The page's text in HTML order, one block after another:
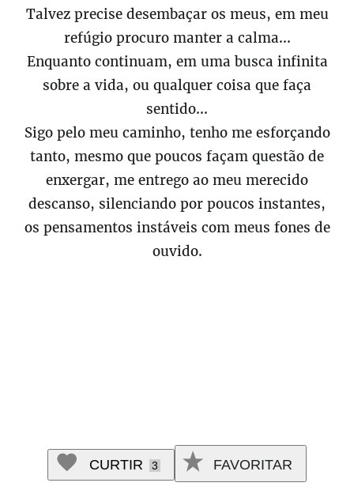
Talvez precise desembaçar os meus, em meu
refúgio procuro manter a calma...
Enquanto continuam, em uma busca infinita
sobre a vida, ou qualquer coisa que faça
sentido...
Sigo pelo meu caminho, tenho me esforçando
tanto, mesmo que poucos façam questão de
enxergar, me entrego ao meu merecido
descanso, silenciando por poucos instantes,
os pensamentos instáveis com meus fones de
ouvido.
CURTIR 3 FAVORITAR